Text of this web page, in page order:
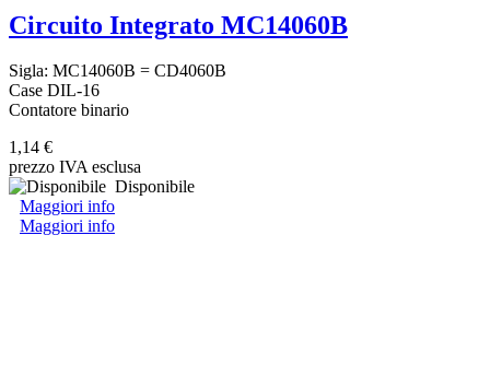
Circuito Integrato MC14060B
Sigla: MC14060B = CD4060B
Case DIL-16
Contatore binario
1,14 €
prezzo IVA esclusa
Disponibile
Maggiori info
Maggiori info